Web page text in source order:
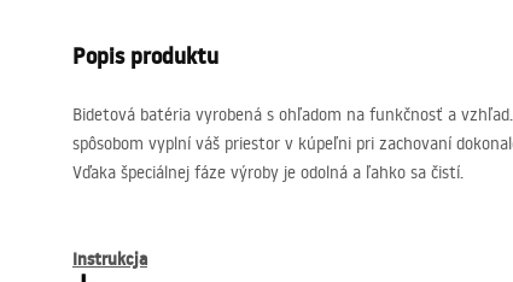
Popis produktu
Bidetová batéria vyrobená s ohľadom na funkčnosť a
spôsobom vyplní váš priestor v kúpeľni pri zachovaní
Vďaka špeciálnej fáze výroby je odolná a ľahko sa čistí.
Instrukcja